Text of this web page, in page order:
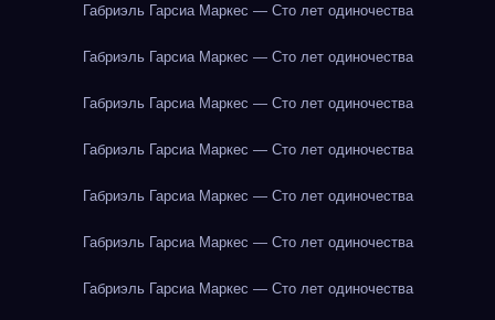
Габриэль Гарсиа Маркес — Сто лет одиночества
Габриэль Гарсиа Маркес — Сто лет одиночества
Габриэль Гарсиа Маркес — Сто лет одиночества
Габриэль Гарсиа Маркес — Сто лет одиночества
Габриэль Гарсиа Маркес — Сто лет одиночества
Габриэль Гарсиа Маркес — Сто лет одиночества
Габриэль Гарсиа Маркес — Сто лет одиночества